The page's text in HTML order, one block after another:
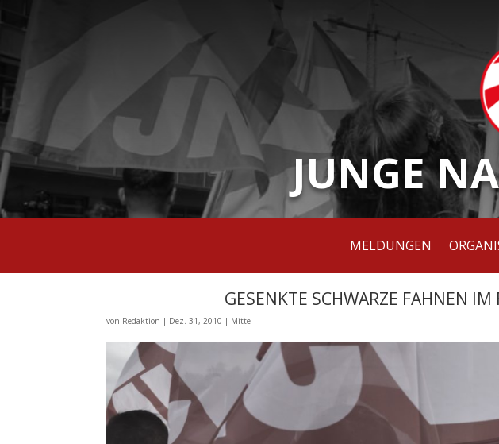
JUNGE
MELDUNGEN
GESENKTE SCHWARZE FAHNEN IM
von Redaktion | Dez. 31, 2010 | Mitte